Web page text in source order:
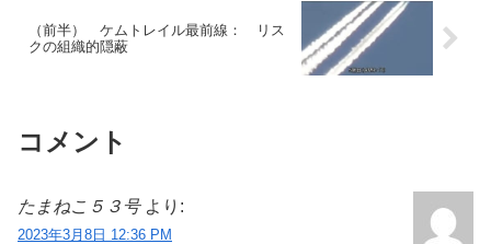
（前半） ケムトレイル最前線： リス
クの組織的隠蔽
コメント
たまねこ５３号 より:
2023年3月8日 12:36 PM